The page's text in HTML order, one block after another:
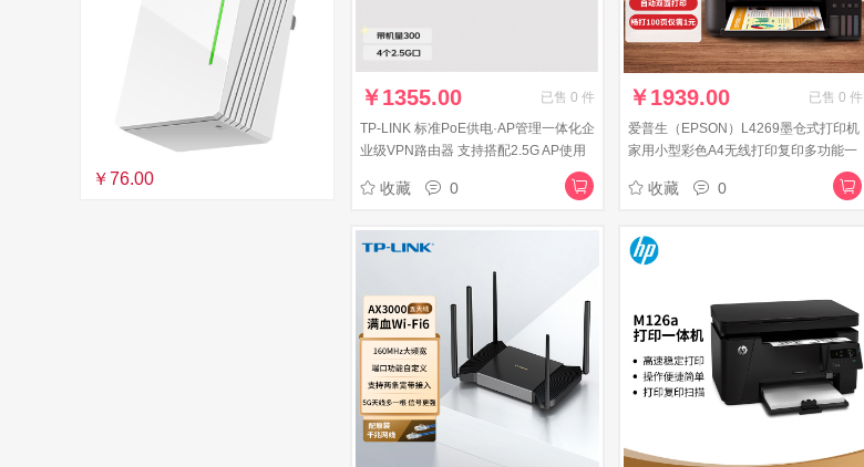
￥76.00
￥1355.00 已售 0 件
TP-LINK 标准PoE供电·AP管理一体化企
业级VPN路由器 支持搭配2.5G AP使用
收藏 0
￥1939.00 已售 0 件
爱普生（EPSON）L4269墨仓式打印机
家用小型彩色A4无线打印复印多功能一
收藏 0